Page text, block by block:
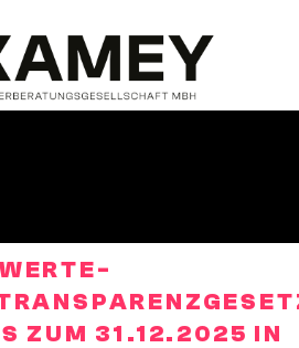
ZUM 31.12.2025 IN